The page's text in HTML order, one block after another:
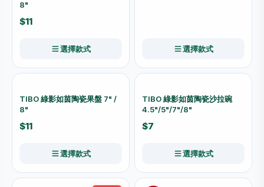
8"
$11
選擇款式 選擇款式
TIBO 綠影如茵陶瓷果盤 7" /
8"
$11
選擇款式
TIBO 綠影如茵陶瓷沙拉碗
4.5"/5"/7"/8"
$7
選擇款式